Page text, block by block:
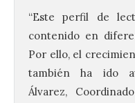
“Este perfil de
contenido en
Por ello, el
también ha ido
Álvarez,